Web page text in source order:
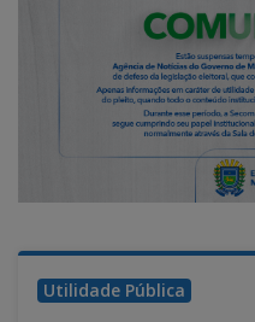
Utilidade Pública